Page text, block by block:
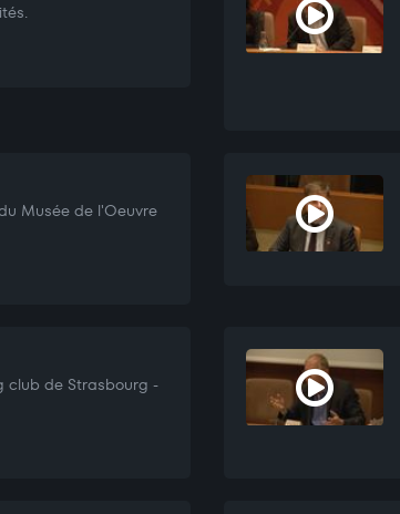
Musée de l'Oeuvre
club de Strasbourg -